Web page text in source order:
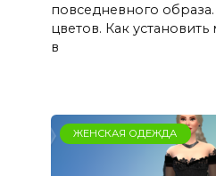
повседневного
цветов. Как
в
ЖЕНСКАЯ ОДЕЖДА